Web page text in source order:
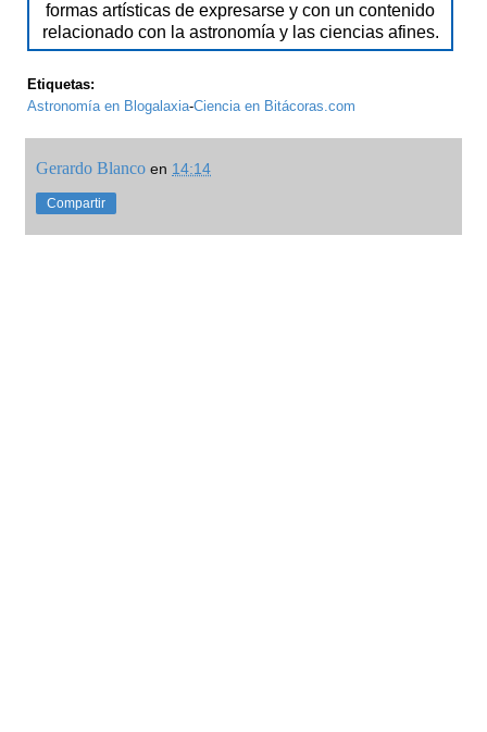
formas artísticas de expresarse y con un contenido
relacionado con la astronomía y las ciencias afines.
Etiquetas:
Astronomía en Blogalaxia-Ciencia en Bitácoras.com
Gerardo Blanco en 14:14
Compartir